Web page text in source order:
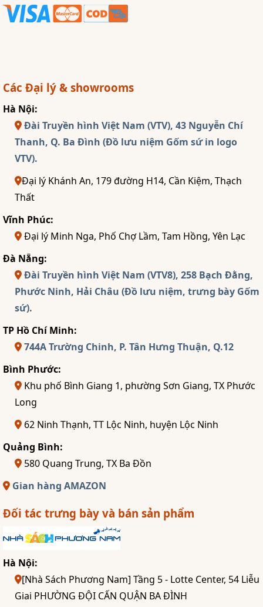
Các Đại lý & showrooms
Hà Nội:
Đài Truyền hình Việt Nam (VTV), 43 Nguyễn Chí
Thanh, Q. Ba Đình (Đồ lưu niệm Gốm sứ in logo
VTV).
Đại lý Khánh An, 179 đường H14, Cần Kiệm, Thạch
Thất
Vĩnh Phúc:
Đại lý Minh Nga, Phố Chợ Lầm, Tam Hồng, Yên Lạc
Đà Nẵng:
Đài Truyền hình Việt Nam (VTV8), 258 Bạch Đằng,
Phước Ninh, Hải Châu (Đồ lưu niệm, trưng bày Gốm
sứ).
TP Hồ Chí Minh:
744A Trường Chinh, P. Tân Hưng Thuận, Q.12
Bình Phước:
Khu phố Bình Giang 1, phường Sơn Giang, TX Phước
Long
62 Ninh Thạnh, TT Lộc Ninh, huyện Lộc Ninh
Quảng Bình:
580 Quang Trung, TX Ba Đồn
Gian hàng AMAZON
Đối tác trưng bày và bán sản phẩm
Hà Nội:
[Nhà Sách Phương Nam] Tầng 5 - Lotte Center, 54 Liễu
Giai PHƯỜNG ĐỘI CẤN QUẬN BA ĐÌNH